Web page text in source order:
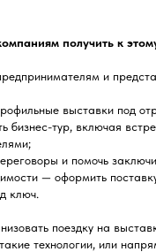
получить к
и
выставки под
бизнес-тур, включая
и помочь
— оформить
ключ.
поездку на
технологии, или